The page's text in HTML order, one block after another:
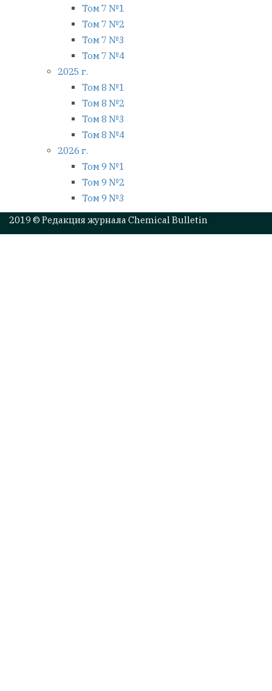
Том 7 №1
Том 7 №2
Том 7 №3
Том 7 №4
2025 г.
Том 8 №1
Том 8 №2
Том 8 №3
Том 8 №4
2026 г.
Том 9 №1
Том 9 №2
Том 9 №3
2019 © Редакция журнала Chemical Bulletin